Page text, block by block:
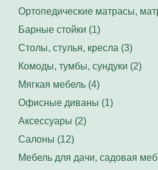
Ортопедические матрасы,
Барные стойки (1)
Столы, стулья, кресла (3)
Комоды, тумбы, сундуки (2)
Мягкая мебель (4)
Офисные диваны (1)
Аксессуары (2)
Салоны (12)
Мебель для дачи, садовая